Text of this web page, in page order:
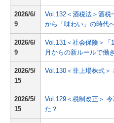
2026/6/
9
Vol.132＜酒税法＞酒税
から「味わい」の時代
2026/6/
9
Vol.131＜社会保険＞「
月からの新ルールで働
2026/5/
15
Vol.130＜非上場株式
2026/5/
15
Vol.129＜税制改正＞
た？